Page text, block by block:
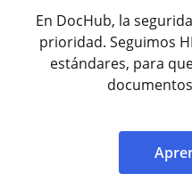
En DocHub, la
prioridad. Seguimos
estándares, para